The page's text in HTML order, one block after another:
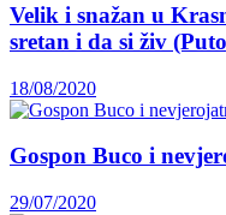
Velik i snažan u
sretan i da si živ
18/08/2020
Gospon Buco i
29/07/2020